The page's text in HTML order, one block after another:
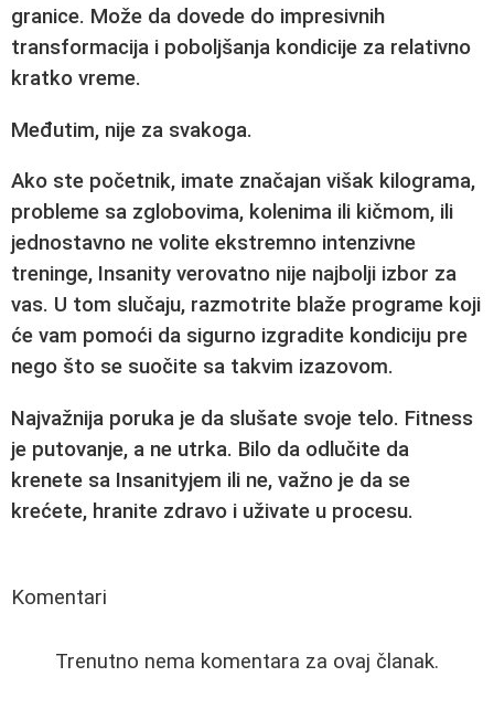
granice. Može da dovede do impresivnih
transformacija i poboljšanja kondicije za relativno
kratko vreme.
Međutim, nije za svakoga.
Ako ste početnik, imate značajan višak kilograma,
probleme sa zglobovima, kolenima ili kičmom, ili
jednostavno ne volite ekstremno intenzivne
treninge, Insanity verovatno nije najbolji izbor za
vas. U tom slučaju, razmotrite blaže programe koji
će vam pomoći da sigurno izgradite kondiciju pre
nego što se suočite sa takvim izazovom.
Najvažnija poruka je da slušate svoje telo. Fitness
je putovanje, a ne utrka. Bilo da odlučite da
krenete sa Insanityjem ili ne, važno je da se
krećete, hranite zdravo i uživate u procesu.
Komentari
Trenutno nema komentara za ovaj članak.